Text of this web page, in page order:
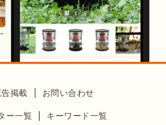
告掲載 お問い合わせ
ー一覧 キーワード一覧